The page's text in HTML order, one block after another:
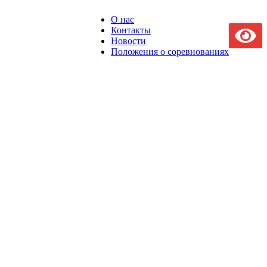
О нас
Контакты
Новости
Положения о соревнованиях